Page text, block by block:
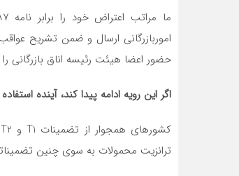
اموربازرگانی ارسال و ضمن تشریح
حضور اعضا هیئت رئیسه اناق بازرگانی
اگر این رویه ادامه پیدا کند، آینده
ترانزیت محمولات به سوی چنین